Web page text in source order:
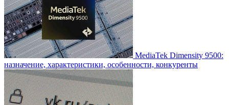
MediaTek Dimensity 9500:
назначение, характеристики, особенности, конкуренты